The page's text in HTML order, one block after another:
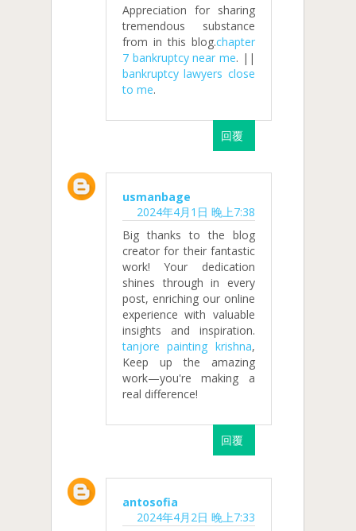
Appreciation for sharing
tremendous substance
from in this blog.chapter
7 bankruptcy near me. ||
bankruptcy lawyers close
to me.
回覆
usmanbage
2024年4月1日 晚上7:38
Big thanks to the blog
creator for their fantastic
work! Your dedication
shines through in every
post, enriching our online
experience with valuable
insights and inspiration.
tanjore painting krishna,
Keep up the amazing
work—you're making a
real difference!
回覆
antosofia
2024年4月2日 晚上7:33